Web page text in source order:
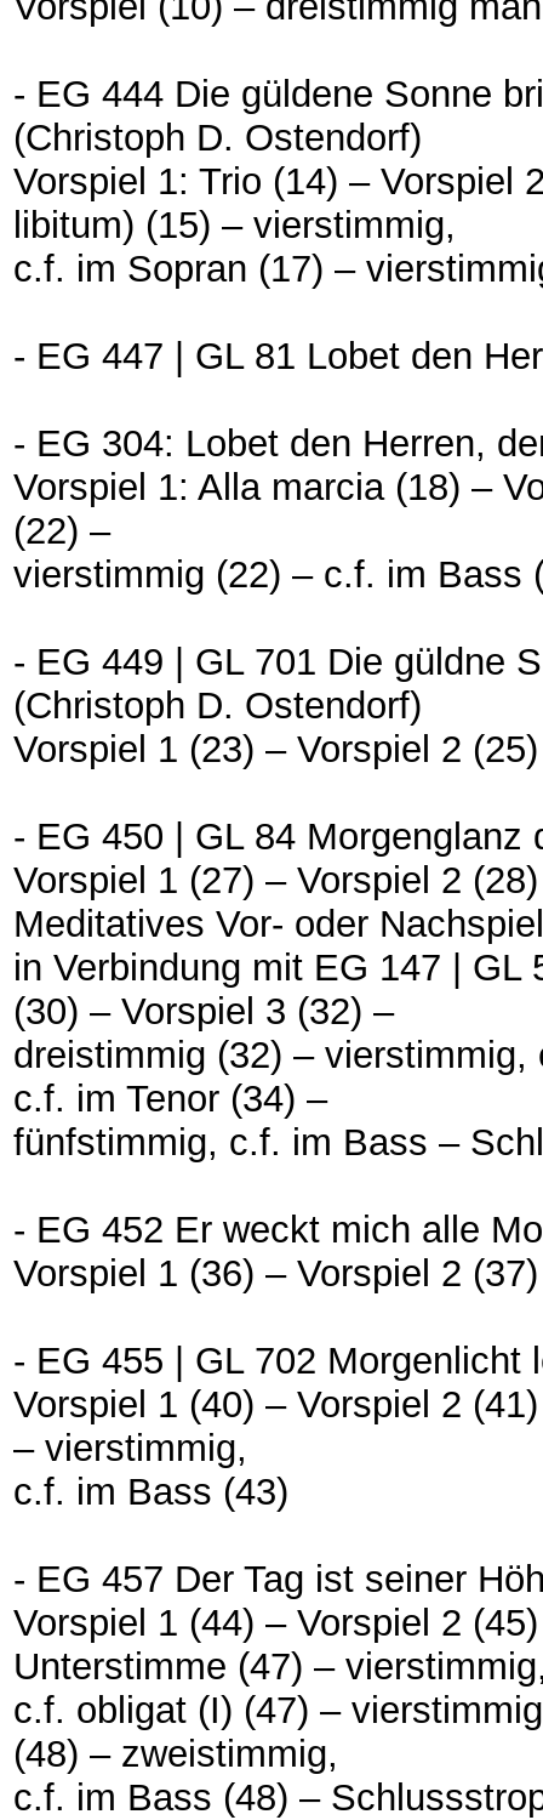
- EG 444 Die güldene Sonne
(Christoph D. Ostendorf)
Vorspiel 1: Trio (14) – Vorspiel
libitum) (15) – vierstimmig,
c.f. im Sopran (17) –
- EG 447 | GL 81 Lobet den
- EG 304: Lobet den Herren,
Vorspiel 1: Alla marcia (18) –
(22) –
vierstimmig (22) – c.f. im Bass
- EG 449 | GL 701 Die güldne
(Christoph D. Ostendorf)
Vorspiel 1 (23) – Vorspiel 2
- EG 450 | GL 84
Vorspiel 1 (27) – Vorspiel 2
Meditatives Vor- oder Nachspiel
in Verbindung mit EG 147 |
(30) – Vorspiel 3 (32) –
dreistimmig (32) –
c.f. im Tenor (34) –
fünfstimmig, c.f. im Bass –
- EG 452 Er weckt mich alle
Vorspiel 1 (36) – Vorspiel 2
- EG 455 | GL 702 Morgenlicht
Vorspiel 1 (40) – Vorspiel 2
– vierstimmig,
c.f. im Bass (43)
- EG 457 Der Tag ist seiner
Vorspiel 1 (44) – Vorspiel 2
Unterstimme (47) –
c.f. obligat (I) (47) –
(48) – zweistimmig,
c.f. im Bass (48) –